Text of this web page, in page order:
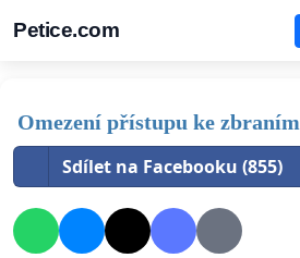
Petice.com
Omezení přístupu ke zbraním
Sdílet na Facebooku (855)